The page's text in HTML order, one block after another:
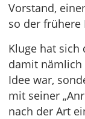
Vorstand,
so der frühere
Kluge hat
damit
Idee war,
mit seiner
nach der Art